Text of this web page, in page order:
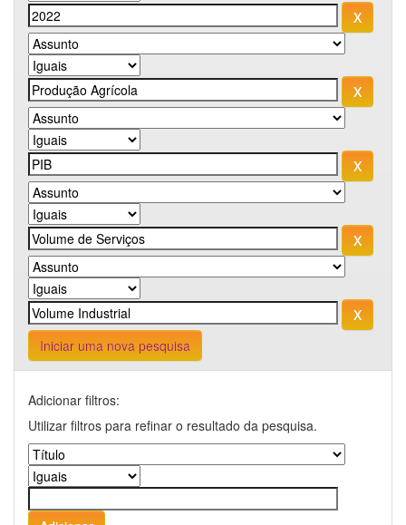
Iniciar uma nova pesquisa
Adicionar filtros:
Utilizar filtros para refinar o resultado da pesquisa.